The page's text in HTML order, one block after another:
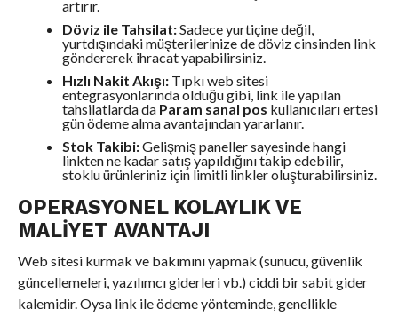
artırır.
Döviz ile Tahsilat:Sadece yurtiçine değil,
yurtdışındaki müşterilerinize de döviz cinsinden link
göndererek ihracat yapabilirsiniz.
Hızlı Nakit Akışı:Tıpkı web sitesi
entegrasyonlarında olduğu gibi, link ile yapılan
tahsilatlarda da Param sanal pos kullanıcıları ertesi
gün ödeme alma avantajından yararlanır.
Stok Takibi:Gelişmiş paneller sayesinde hangi
linkten ne kadar satış yapıldığını takip edebilir,
stoklu ürünleriniz için limitli linkler oluşturabilirsiniz.
OPERASYONEL KOLAYLIK VE
MALIYET AVANTAJI
Web sitesi kurmak ve bakımını yapmak (sunucu, güvenlik
güncellemeleri, yazılımcı giderleri vb.) ciddi bir sabit gider
kalemidir. Oysa link ile ödeme yönteminde, genellikle